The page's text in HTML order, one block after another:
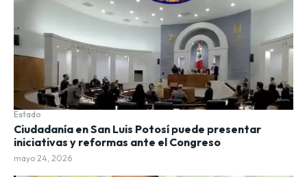
Estado
Ciudadanía en San Luis Potosí puede presentar
iniciativas y reformas ante el Congreso
mayo 24, 2026